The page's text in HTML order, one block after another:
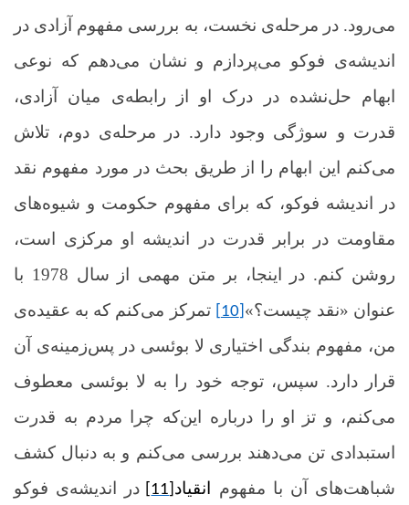
می‌رود. در مرحله‌ی نخست، به بررسی مفهوم آزادی در
اندیشه‌ی فوکو می‌پردازم و نشان می‌دهم که نوعی
ابهام حل‌نشده در درک او از رابطه‌ی میان آزادی،
قدرت و سوژگی وجود دارد. در مرحله‌ی دوم، تلاش
می‌کنم این ابهام را از طریق بحث در مورد مفهوم نقد
در اندیشه فوکو، که برای مفهوم حکومت و شیوه‌های
مقاومت در برابر قدرت در اندیشه او مرکزی است،
روشن کنم. در اینجا، بر متن مهمی از سال 1978 با
عنوان «نقد چیست؟» [10]
تمرکز می‌کنم که به عقیده‌ی
من، مفهوم بندگی اختیاری لا بوئسی در پس‌زمینه‌ی آن
قرار دارد. سپس، توجه خود را به لا بوئسی معطوف
می‌کنم، و تز او را درباره این‌که چرا مردم به قدرت
استبدادی تن می‌دهند بررسی می‌کنم و به دنبال کشف
شباهت‌های آن با مفهوم
انقیاد
در اندیشه‌ی فوکو